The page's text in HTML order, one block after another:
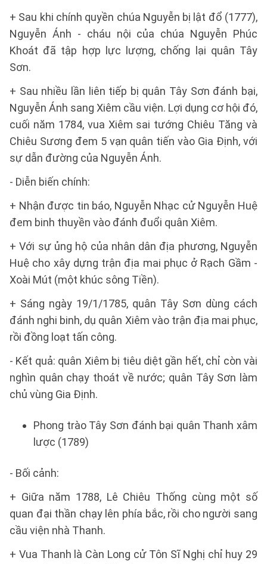
+ Sau khi chính quyền chúa Nguyễn bị lật đổ (1777),
Nguyễn Ánh - cháu nội của chúa Nguyễn Phúc
Khoát đã tập hợp lực lượng, chống lại quân Tây
Sơn.
+ Sau nhiều lần liên tiếp bị quân Tây Sơn đánh bại,
Nguyễn Ánh sang Xiêm cầu viện. Lợi dụng cơ hội đó,
cuối năm 1784, vua Xiêm sai tướng Chiêu Tăng và
Chiêu Sương đem 5 vạn quân tiến vào Gia Định, với
sự dẫn đường của Nguyễn Ánh.
- Diễn biến chính:
+ Nhận được tin báo, Nguyễn Nhạc cử Nguyễn Huệ
đem binh thuyền vào đánh đuổi quân Xiêm.
+ Với sự ủng hộ của nhân dân địa phương, Nguyễn
Huệ cho xây dựng trận địa mai phục ở Rạch Gầm -
Xoài Mút (một khúc sông Tiền).
+ Sáng ngày 19/1/1785, quân Tây Sơn dùng cách
đánh nghi binh, dụ quân Xiêm vào trận địa mai phục,
rồi đồng loạt tấn công.
- Kết quả: quân Xiêm bị tiêu diệt gần hết, chỉ còn vài
nghìn quân chạy thoát về nước; quân Tây Sơn làm
chủ vùng Gia Định.
Phong trào Tây Sơn đánh bại quân Thanh xâm
lược (1789)
- Bối cảnh:
+ Giữa năm 1788, Lê Chiêu Thống cùng một số
quan đại thần chạy lên phía bắc, rồi cho người sang
cầu viện nhà Thanh.
+ Vua Thanh là Càn Long cử Tôn Sĩ Nghị chỉ huy 29